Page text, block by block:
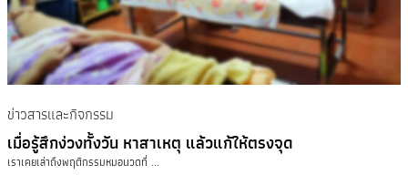
ข่าวสารและกิจกรรม
เมื่อรู้สึกง่วงทั้งวัน หาสาเหตุ แล้วแก้ให้ตรงจุด
เราเคยเล่าถึงพฤติกรรมหมอนวดที่ ...